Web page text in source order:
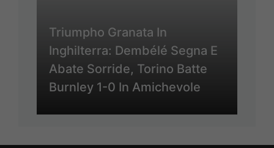
Triumpho Granata In
Inghilterra: Dembélé Segna E
Abate Sorride, Torino Batte
Burnley 1-0 In Amichevole